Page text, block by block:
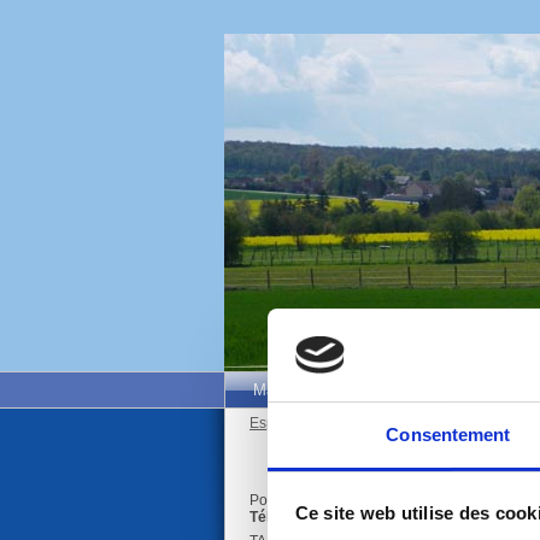
Consentement
Ce site web utilise des
Mairie de Neauphle-Le-Vieux
Espace administrés
Pour toute demande de réservation, se
Téléphone : 01 34 89 01 66